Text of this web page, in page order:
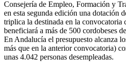
Consejería de Empleo, Formación y
en esta segunda edición una dotación
triplica la destinada en la convocatoria
beneficiará a más de 500 cordobeses
En Andalucía el presupuesto alcanza
más que en la anterior convocatoria)
unas 4.042 personas desempleadas.